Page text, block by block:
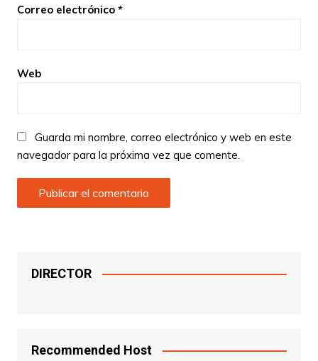
Correo electrónico *
Web
Guarda mi nombre, correo electrónico y web en este
navegador para la próxima vez que comente.
DIRECTOR
Recommended Host